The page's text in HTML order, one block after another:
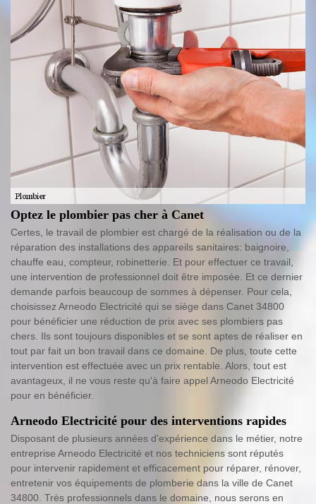
Optez le plombier pas cher à Canet
Certes, le travail de plombier est chargé de la réalisation ou de la
réparation des installations des appareils sanitaires: baignoire,
chauffe eau, compteur, robinetterie. Et pour effectuer ce travail,
une intervention de professionnel doit être imposée. Et ce dernier
demande parfois beaucoup de sommes à dépenser. Pour cela,
choisissez Arneodo Electricité qui se siège dans Canet 34800
pour bénéficier une réduction de prix avec ses plombiers pas
chers. Ils sont toujours disponibles et se sont aptes de réaliser en
tout par fait un bon travail dans ce domaine. De plus, toute cette
intervention est effectuée avec un prix rentable. Alors, tout est
avantageux, il ne vous reste qu'à faire appel Arneodo Electricité
pour en bénéficier.
Arneodo Electricité pour des interventions rapides
Disposant de plusieurs années d'expérience dans le métier, notre
entreprise Arneodo Electricité et nos techniciens sont réputés
pour intervenir rapidement et efficacement pour réparer, rénover,
entretenir vos équipements de plomberie dans la ville de Canet
34800. Très professionnels dans le domaine, nous serons en